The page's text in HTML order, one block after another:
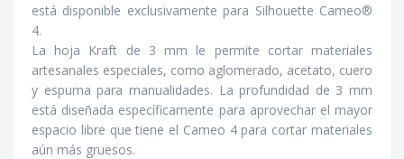
está disponible exclusivamente para Silhouette Cameo®
4.
La hoja Kraft de 3 mm le permite cortar materiales
artesanales especiales, como aglomerado, acetato, cuero
y espuma para manualidades. La profundidad de 3 mm
está diseñada específicamente para aprovechar el mayor
espacio libre que tiene el Cameo 4 para cortar materiales
aún más gruesos.